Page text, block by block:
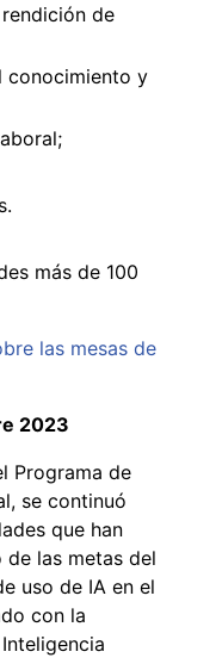
de
conocimiento y
más de 100
las mesas de
2023
Programa de
se continuó
que han
las metas del
uso de IA en el
con la